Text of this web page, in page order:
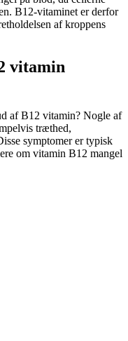
B12-vitaminet er derfor
af kroppens
vitamin
af B12 vitamin? Nogle af
træthed,
symptomer er typisk
om vitamin B12 mangel